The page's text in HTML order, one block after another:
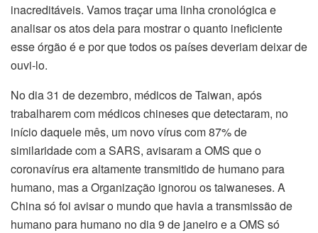
inacreditáveis. Vamos traçar uma linha cronológica e
analisar os atos dela para mostrar o quanto ineficiente
esse órgão é e por que todos os países deveriam deixar de
ouvi-lo.
No dia 31 de dezembro, médicos de Taiwan, após
trabalharem com médicos chineses que detectaram, no
início daquele mês, um novo vírus com 87% de
similaridade com a SARS, avisaram a OMS que o
coronavírus era altamente transmitido de humano para
humano, mas a Organização ignorou os taiwaneses. A
China só foi avisar o mundo que havia a transmissão de
humano para humano no dia 9 de janeiro e a OMS só